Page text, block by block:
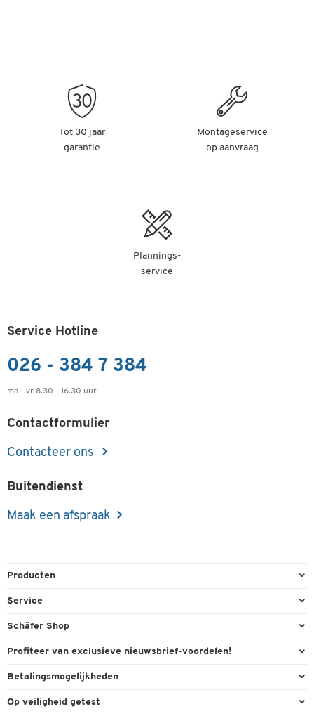
Tot 30 jaar
garantie
Montageservice
op aanvraag
Plannings-
service
Service Hotline
026 - 384 7 384
ma - vr 8.30 - 16.30 uur
Contactformulier
Contacteer ons
Buitendienst
Maak een afspraak
Producten
Kantoorbenodigdheden
Milieutechniek
Reiniging & hygiëne
Service
Bestelling herroepen
Inkt & Toner
Schäfer Shop
Algemene voorwaarden
Online catalogi
Profiteer van exclusieve nieuwsbrief-voordelen!
Welkomstgeschenk
Betalingsmogelijkheden
Paypal
Op veiligheid getest